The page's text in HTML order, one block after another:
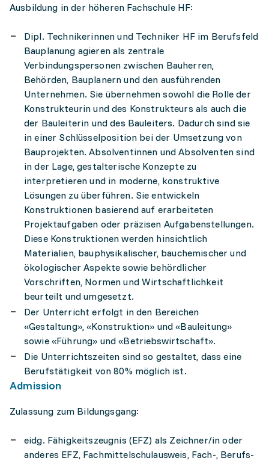
Ausbildung in der höheren Fachschule HF:
Dipl. Technikerinnen und Techniker HF im Berufsfeld
Bauplanung agieren als zentrale
Verbindungspersonen zwischen Bauherren,
Behörden, Bauplanern und den ausführenden
Unternehmen. Sie übernehmen sowohl die Rolle der
Konstrukteurin und des Konstrukteurs als auch die
der Bauleiterin und des Bauleiters. Dadurch sind sie
in einer Schlüsselposition bei der Umsetzung von
Bauprojekten. Absolventinnen und Absolventen sind
in der Lage, gestalterische Konzepte zu
interpretieren und in moderne, konstruktive
Lösungen zu überführen. Sie entwickeln
Konstruktionen basierend auf erarbeiteten
Projektaufgaben oder präzisen Aufgabenstellungen.
Diese Konstruktionen werden hinsichtlich
Materialien, bauphysikalischer, bauchemischer und
ökologischer Aspekte sowie behördlicher
Vorschriften, Normen und Wirtschaftlichkeit
beurteilt und umgesetzt.
Der Unterricht erfolgt in den Bereichen
«Gestaltung», «Konstruktion» und «Bauleitung»
sowie «Führung» und «Betriebswirtschaft».
Die Unterrichtszeiten sind so gestaltet, dass eine
Berufstätigkeit von 80% möglich ist.
Admission
Zulassung zum Bildungsgang:
eidg. Fähigkeitszeugnis (EFZ) als Zeichner/in oder
anderes EFZ, Fachmittelschulausweis, Fach-, Berufs-